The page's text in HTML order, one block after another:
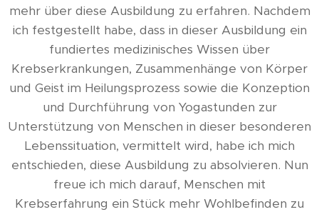
mehr über diese Ausbildung zu erfahren. Nachdem
ich festgestellt habe, dass in dieser Ausbildung ein
fundiertes medizinisches Wissen über
Krebserkrankungen, Zusammenhänge von Körper
und Geist im Heilungsprozess sowie die Konzeption
und Durchführung von Yogastunden zur
Unterstützung von Menschen in dieser besonderen
Lebenssituation, vermittelt wird, habe ich mich
entschieden, diese Ausbildung zu absolvieren. Nun
freue ich mich darauf, Menschen mit
Krebserfahrung ein Stück mehr Wohlbefinden zu